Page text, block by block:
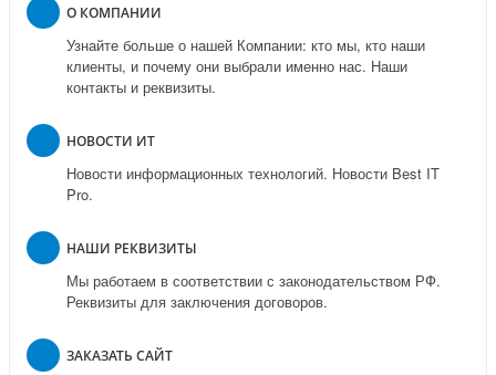
О КОМПАНИИ
Узнайте больше о нашей Компании: кто мы, кто наши
клиенты, и почему они выбрали именно нас. Наши
контакты и реквизиты.
НОВОСТИ ИТ
Новости информационных технологий. Новости Best IT
Pro.
НАШИ РЕКВИЗИТЫ
Мы работаем в соответствии с законодательством РФ.
Реквизиты для заключения договоров.
ЗАКАЗАТЬ САЙТ